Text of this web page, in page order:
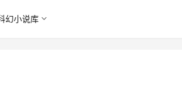
幻小说库